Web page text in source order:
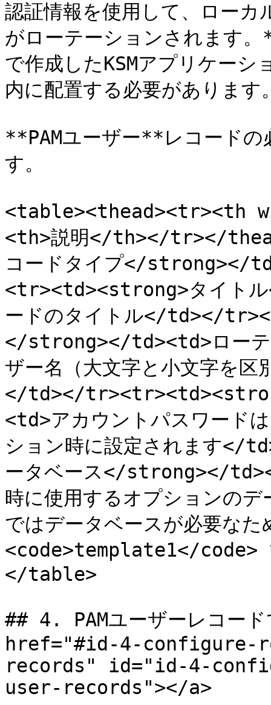
認証情報を使用して、ロー
がローテーションされます
で作成したKSMアプリケー
内に配置する必要があります
**PAMユーザー**レコードの
す。
<table><thead><tr><th
<th>説明</th></tr></
コードタイプ</strong></
<tr><td><strong>タイト
ードのタイトル</td></
</strong></td><td>ローテ
ザー名（大文字と小文字を
</td></
<td>アカウントパスワード
ション時に設定されます
ータベース</strong></
時に使用するオプションの
ではデータベースが必要なた
<code>template1</
</table>
## 4. PAMユーザーレコー
href="#id-4-configure-
records" id="id-4-
user-records"></a>